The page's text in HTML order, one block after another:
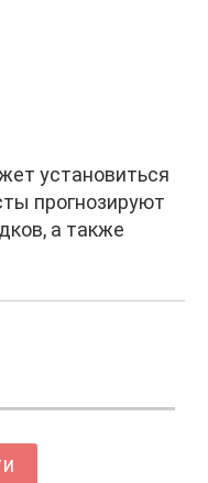
установиться
прогнозируют
а также